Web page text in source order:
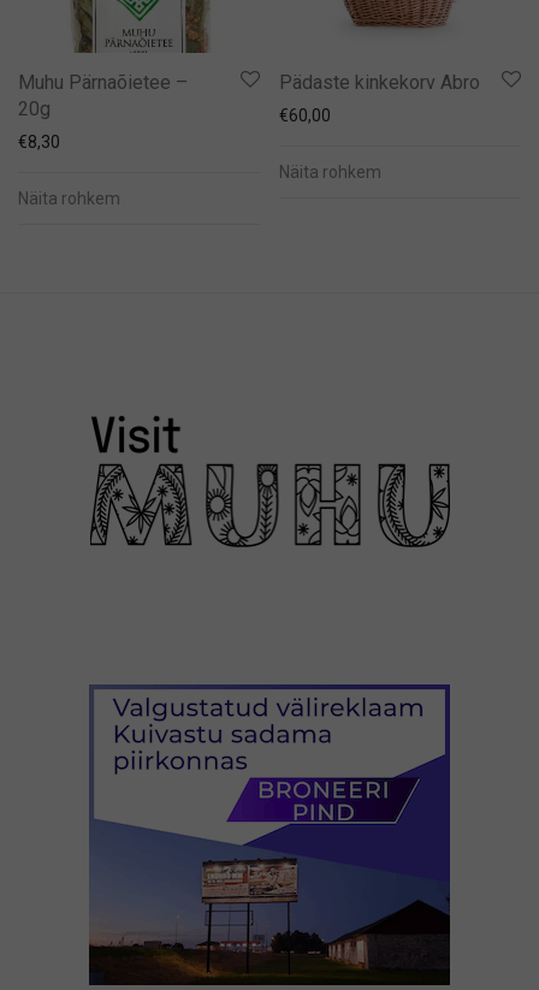
Muhu Pärnaõietee –
20g
€8,30
Näita rohkem
Pädaste kinkekorv Abro
€60,00
Näita rohkem